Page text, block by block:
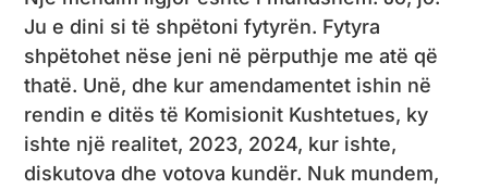
Ju e dini si të shpëtoni fytyrën. Fytyra
shpëtohet nëse jeni në përputhje me atë që
thatë. Unë, dhe kur amendamentet ishin në
rendin e ditës të Komisionit Kushtetues, ky
ishte një realitet, 2023, 2024, kur ishte,
diskutova dhe votova kundër. Nuk mundem,